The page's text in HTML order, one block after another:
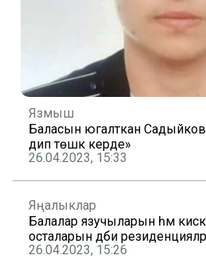
Язмыш
Баласын югалткан
дип төшкә керде»
26.04.2023, 15:33
Яңалыклар
Балалар язучыларын һәм
осталарын әдәби
26.04.2023, 15:26